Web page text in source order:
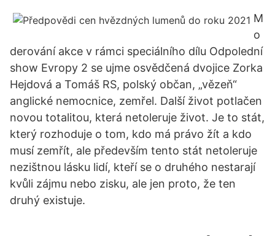
M
o
derování akce v rámci speciálního dílu Odpolední
show Evropy 2 se ujme osvědčená dvojice Zorka
Hejdová a Tomáš RS, polský občan, „vězeň“
anglické nemocnice, zemřel. Další život potlačen
novou totalitou, která netoleruje život. Je to stát,
který rozhoduje o tom, kdo má právo žít a kdo
musí zemřít, ale především tento stát netoleruje
nezištnou lásku lidí, kteří se o druhého nestarají
kvůli zájmu nebo zisku, ale jen proto, že ten
druhý existuje.